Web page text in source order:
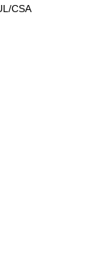
CSA